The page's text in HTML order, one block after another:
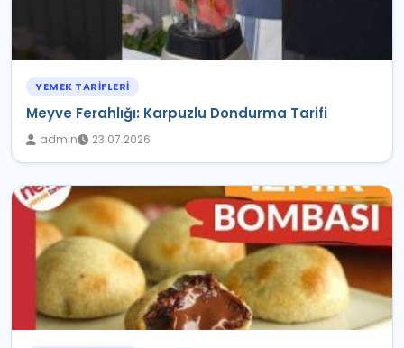
YEMEK TARIFLERI
Meyve Ferahlığı: Karpuzlu Dondurma Tarifi
admin 23.07.2026